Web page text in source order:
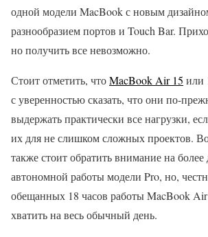
одной модели MacBook с новым
разнообразием портов и Touch Bar.
но получить все невозможно.
Стоит отметить, чтоMacBook Air 15 или
с уверенностью сказать, что они по-
выдержать практически все нагрузки,
их для не слишком сложных проектов.
также стоит обратить внимание на более
автономной работы модели Pro, но,
обещанных 18 часов работы MacBook
хватить на весь обычный день.